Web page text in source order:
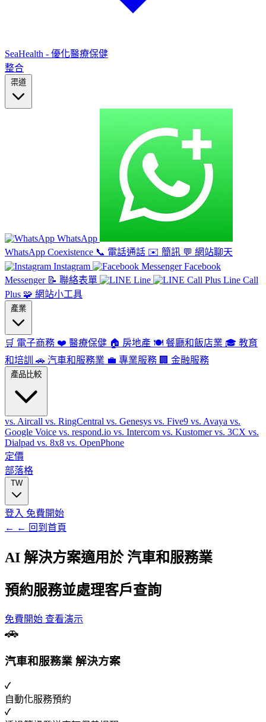
SeaHealth - 優化醫療保健
整合
渠道
WhatsApp
WhatsApp Coexistence 📞 電話通話 ✉️ 簡訊 💬 網站聊天
Instagram
Facebook
Messenger 📝 聯絡表單 Line
Line Call
Plus 🧩 網站小工具
產業
🛒 電子商務 ❤️ 醫療保健 🏠 房地產 🍽️ 餐廳和飯店業 🎓 教育
和培訓
🚗 汽車和服務業 💼 專業服務 🏢 金融服務
產品比較
vs. Aircall vs. RingCentral vs. Genesys vs. Five9 vs. Avaya vs.
Google Voice vs. respond.io vs. Intercom vs. Kustomervs. 3CX vs.
Dialpad vs. 8x8 vs. OpenPhone
定價
部落格
TW
登入 免費開始
← ← 回到首頁
AI 解決方案適用於汽車和服務業
預約服務並處理客戶查詢
免費開始 查看演示
汽車和服務業 解決方案
自動化服務預約